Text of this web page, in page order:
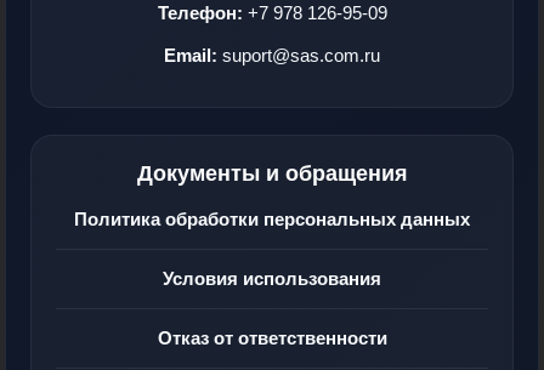
Телефон: +7 978 126-95-09
Email: suport@sas.com.ru
Документы и обращения
Политика обработки персональных данных
Условия использования
Отказ от ответственности